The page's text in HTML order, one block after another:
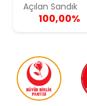
Açılan Sandık
100,00%